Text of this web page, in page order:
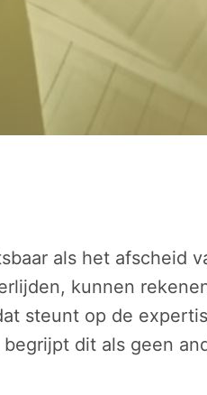
als het afscheid
kunnen
steunt op de
dit als geen